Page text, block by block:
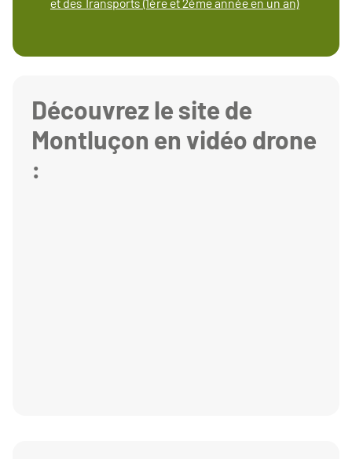
Découvrez le site de
Montluçon en vidéo drone
: